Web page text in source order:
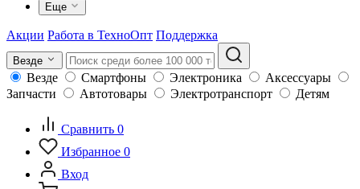
Еще
Акции Работа в ТехноОпт Поддержка
Везде
Везде Смартфоны Электроника
Аксессуары
Запчасти
Автотовары Электротранспорт Детям
Сравнить 0
Избранное 0
Вход